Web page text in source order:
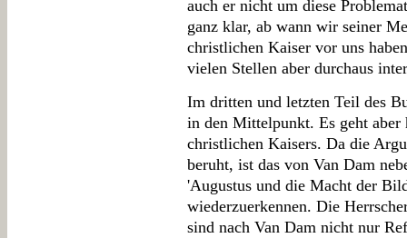
auch er nicht um diese
ganz klar, ab wann wir seiner
christlichen Kaiser vor uns
vielen Stellen aber durchaus
Im dritten und letzten Teil des
in den Mittelpunkt. Es geht aber
christlichen Kaisers. Da die
beruht, ist das von Van Dam
'Augustus und die Macht der
wiederzuerkennen. Die
sind nach Van Dam nicht nur